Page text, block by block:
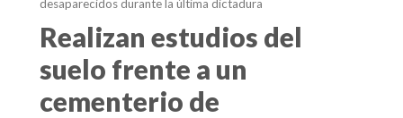
desaparecidos durante la última dictadura
Realizan estudios del
suelo frente a un
cementerio de